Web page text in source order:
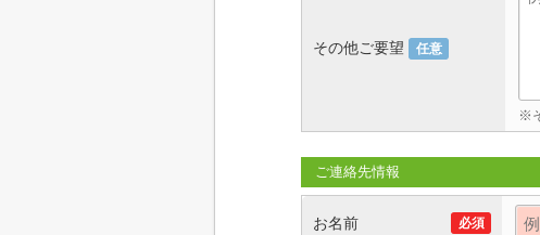
その他ご要望 任意
※
ご連絡先情報
お名前 必須